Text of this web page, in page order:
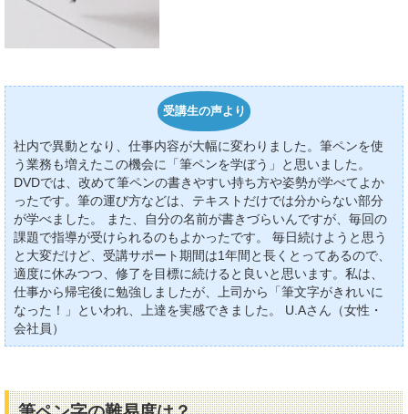
受講生の声より
社内で異動となり、仕事内容が大幅に変わりました。筆ペンを使
う業務も増えたこの機会に「筆ペンを学ぼう」と思いました。
DVDでは、改めて筆ペンの書きやすい持ち方や姿勢が学べてよか
ったです。筆の運び方などは、テキストだけでは分からない部分
が学べました。 また、自分の名前が書きづらいんですが、毎回の
課題で指導が受けられるのもよかったです。 毎日続けようと思う
と大変だけど、受講サポート期間は1年間と長くとってあるので、
適度に休みつつ、修了を目標に続けると良いと思います。私は、
仕事から帰宅後に勉強しましたが、上司から「筆文字がきれいに
なった！」といわれ、上達を実感できました。 U.Aさん（女性・
会社員）